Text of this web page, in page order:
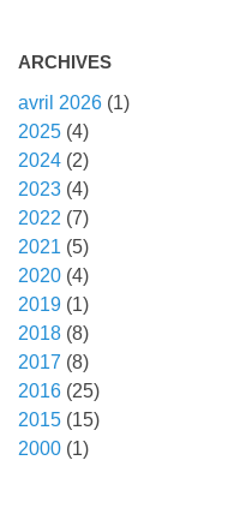
ARCHIVES
avril 2026 (1)
2025 (4)
2024 (2)
2023 (4)
2022 (7)
2021 (5)
2020 (4)
2019 (1)
2018 (8)
2017 (8)
2016 (25)
2015 (15)
2000 (1)